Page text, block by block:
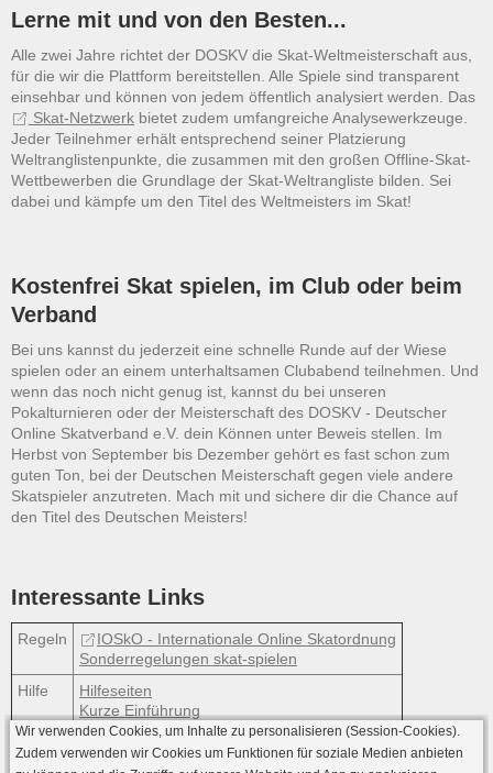
Lerne mit und von den Besten...
Alle zwei Jahre richtet der DOSKV die Skat-Weltmeisterschaft aus,
für die wir die Plattform bereitstellen. Alle Spiele sind transparent
einsehbar und können von jedem öffentlich analysiert werden. Das
Skat-Netzwerk bietet zudem umfangreiche Analysewerkzeuge.
Jeder Teilnehmer erhält entsprechend seiner Platzierung
Weltranglistenpunkte, die zusammen mit den großen Offline-Skat-
Wettbewerben die Grundlage der Skat-Weltrangliste bilden. Sei
dabei und kämpfe um den Titel des Weltmeisters im Skat!
Kostenfrei Skat spielen, im Club oder beim
Verband
Bei uns kannst du jederzeit eine schnelle Runde auf der Wiese
spielen oder an einem unterhaltsamen Clubabend teilnehmen. Und
wenn das noch nicht genug ist, kannst du bei unseren
Pokalturnieren oder der Meisterschaft des DOSKV - Deutscher
Online Skatverband e.V. dein Können unter Beweis stellen. Im
Herbst von September bis Dezember gehört es fast schon zum
guten Ton, bei der Deutschen Meisterschaft gegen viele andere
Skatspieler anzutreten. Mach mit und sichere dir die Chance auf
den Titel des Deutschen Meisters!
Interessante Links
Regeln
IOSkO - Internationale Online Skatordnung
Sonderregelungen skat-spielen
Hilfe
Hilfeseiten
Kurze Einführung
Wir verwenden Cookies, um Inhalte zu personalisieren (Session-Cookies).
Zudem verwenden wir Cookies um Funktionen für soziale Medien anbieten